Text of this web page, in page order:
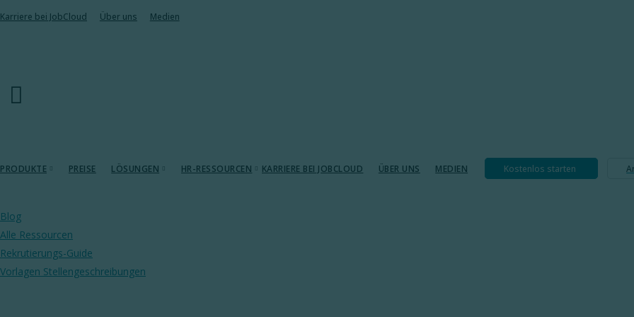
Karriere bei JobCloud​ Über uns Medien
PRODUKTE
Jobinserate
Programmatic Job Ads
Social Media Recruiting
Active Sourcing
PREISE LÖSUNGEN HR-RESSOURCEN KARRIERE BEI JOBCLOUD​ ÜBER UNS MEDIEN Kostenlos starten
Blog
Alle Ressourcen
Rekrutierungs-Guide
Vorlagen Stellengeschreibungen